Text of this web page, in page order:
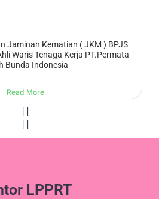
Jaminan Kematian ( JKM ) BPJS
Waris Tenaga Kerja PT.Permata
Bunda Indonesia
Read More
LPPRT